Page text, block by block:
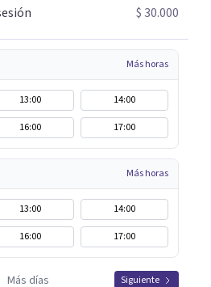
$ 30.000
Más horas
13:00
14:00
16:00 17:00
Más horas
13:00
14:00
16:00 17:00
Más días Siguiente